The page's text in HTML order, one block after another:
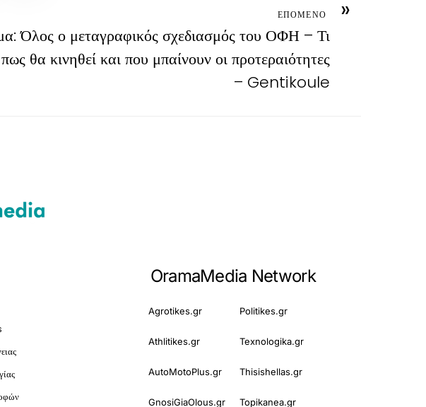
»
ΕΠΟΜΕΝΟ
Όλος ο μεταγραφικός σχεδιασμός του ΟΦΗ – Τι
πως θα κινηθεί και που μπαίνουν οι προτεραιότητες
– Gentikoule
OramaMedia Network
Agrotikes.gr Politikes.gr
Athlitikes.gr Texnologika.gr
AutoMotoPlus.gr Thisishellas.gr
GnosiGiaOlous.gr Topikanea.gr